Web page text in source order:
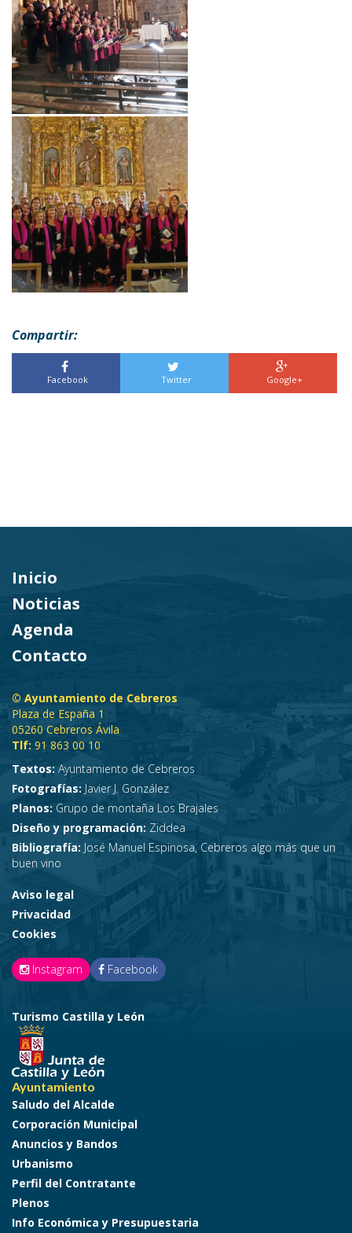
Compartir:
Facebook Twitter Google+
Inicio
Noticias
Agenda
Contacto
© Ayuntamiento de Cebreros
Plaza de España 1
05260 Cebreros Ávila
Tlf: 91 863 00 10
Textos: Ayuntamiento de Cebreros
Fotografías: Javier J. González
Planos: Grupo de montaña Los Brajales
Diseño y programación: Ziddea
Bibliografía: José Manuel Espinosa, Cebreros algo más que un
buen vino
Aviso legal
Privacidad
Cookies
Instagram Facebook
Turismo Castilla y León
Ayuntamiento
Saludo del Alcalde
Corporación Municipal
Anuncios y Bandos
Urbanismo
Perfil del Contratante
Plenos
Info Económica y Presupuestaria